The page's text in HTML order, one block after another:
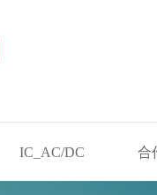
IC_AC/DC 合